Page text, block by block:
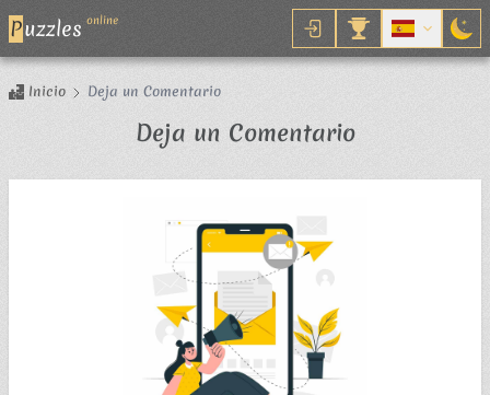
Puzzles online
Inicio Deja un Comentario
Deja un Comentario